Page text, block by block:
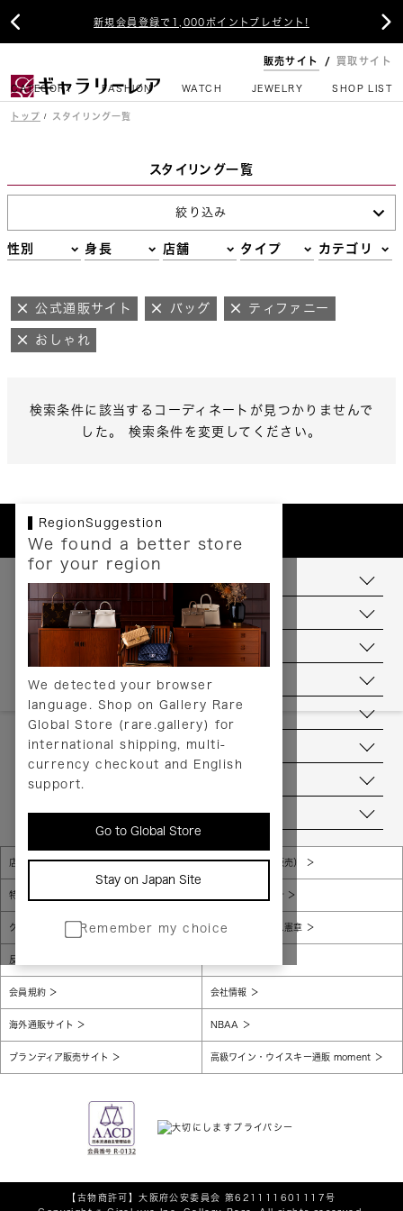
新規会員登録で1,000ポイントプレゼント!
 
販売サイト 買取サイト
CATEGORY FASHION WATCH JEWELRY SHOP LIST
トップ スタイリング一覧
スタイリング一覧
絞り込み
性別 身長 店舗 タイプ カテゴリ
公式通販サイト バッグ ティファニー
おしゃれ
検索条件に該当するコーディネートが見つかりませんで
した。 検索条件を変更してください。
RegionSuggestion
We found a better store
for your region
We detected your browser
language. Shop on Gallery Rare
Global Store (rare.gallery) for
international shipping, multi-
currency checkout and English
support.
Go to Global Store
Stay on Japan Site
Remember my choice
お支払いについて
配送について
送料について
返品について
ヘルプ
お問い合わせ
当店について
店舗一覧 販売規約（店頭販売）
特定商取引法に基づく表示 個人情報保護方針
グローバルプライバシーポリシー コンプライアンス憲章
反社会的勢力に対する基本方針
会員規約 会社情報
海外通販サイト NBAA
ブランディア販売サイト 高級ワイン・ウイスキー通販 moment
【古物商許可】大阪府公安委員会 第621111601117号